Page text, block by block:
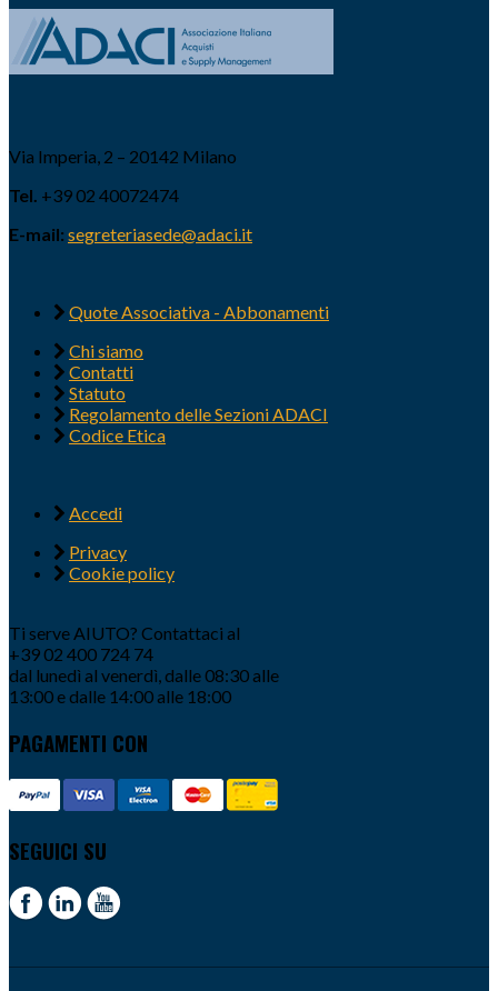
Via Imperia, 2 – 20142 Milano
Tel. +39 02 40072474
E-mail: segreteriasede@adaci.it
Quote Associativa - Abbonamenti
Chi siamo
Contatti
Statuto
Regolamento delle Sezioni ADACI
Codice Etica
Accedi
Privacy
Cookie policy
Ti serve AIUTO? Contattaci al
+39 02 400 724 74
dal lunedì al venerdì, dalle 08:30 alle
13:00 e dalle 14:00 alle 18:00
PAGAMENTI CON
SEGUICI SU